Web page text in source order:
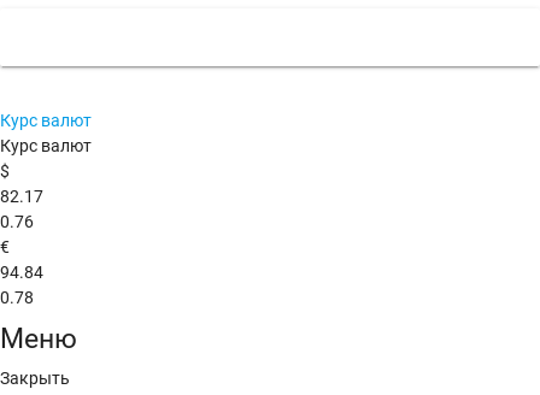
Курс валют
Курс валют
$
82.17
0.76
€
94.84
0.78
Меню
Закрыть